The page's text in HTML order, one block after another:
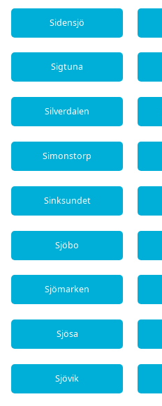
Sidensjö
Sigtuna
Silverdalen
Simonstorp
Sinksundet
Sjöbo
Sjömarken
Sjösa
Sjövik